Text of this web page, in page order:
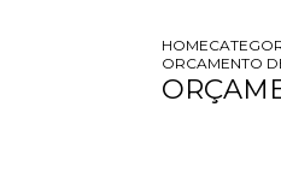
HOME
ORCAMENTO